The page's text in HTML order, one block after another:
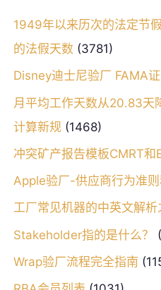
1949年以来历次的法定节
的法假天数 (3781)
Disney迪士尼验厂 FAMA
月平均工作天数从20.83
计算新规(1468)
冲突矿产报告模板CMRT和
Apple验厂-供应商行为准
工厂常见机器的中英文解析
Stakeholder指的是什么？
Wrap验厂流程完全指南